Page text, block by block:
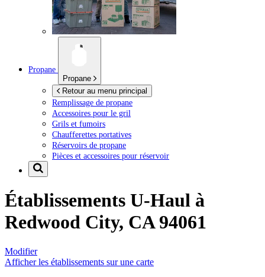
Propane
Propane
Retour au menu principal
Remplissage de propane
Accessoires pour le gril
Grils et fumoirs
Chaufferettes portatives
Réservoirs de propane
Pièces et accessoires pour réservoir
Établissements U-Haul à
Redwood City, CA 94061
Modifier
Afficher les établissements sur une carte